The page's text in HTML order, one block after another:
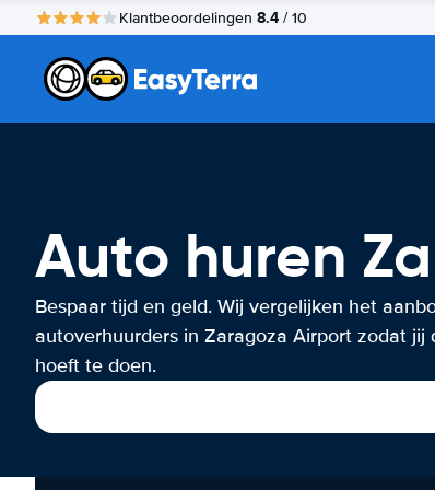
Klantbeoordelingen 8.4 / 10
Auto huren
Bespaar tijd en geld. Wij vergelijken het
autoverhuurders in Zaragoza Airport zodat jij
hoeft te doen.